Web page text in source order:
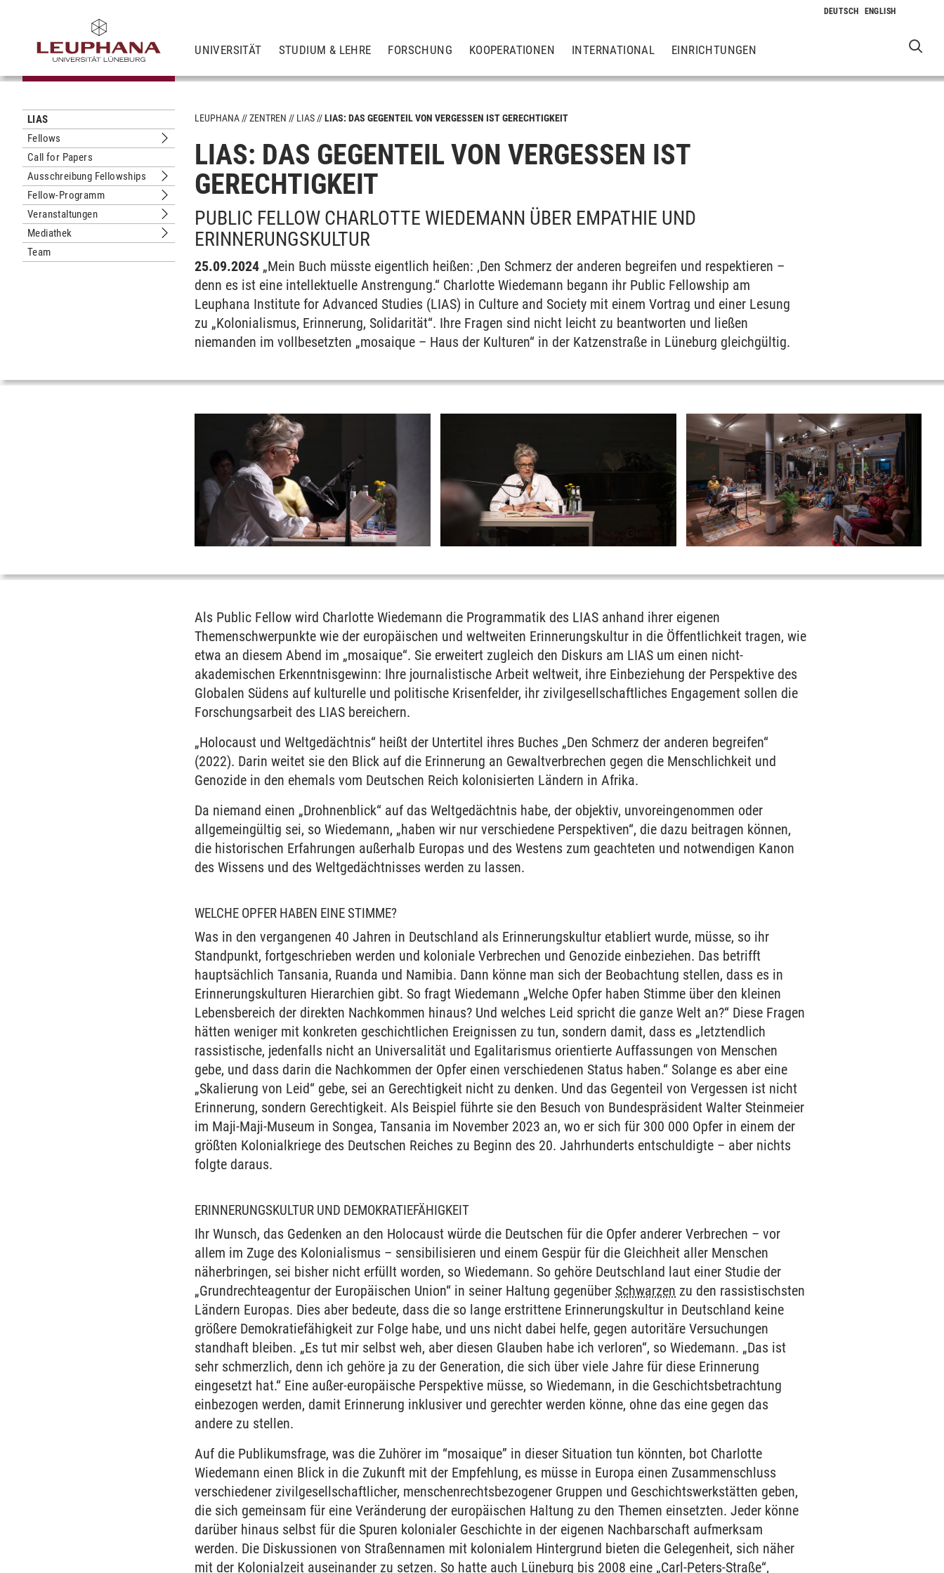
UNIVERSITÄT STUDIUM & LEHRE FORSCHUNG KOOPERATIONEN INTERNATIONAL EINRICHTUNGEN
LIAS
Fellows
Untermenu Fellows
Call for Papers
Ausschreibung Fellowships
Untermenu Ausschreibung Fellowships
Fellow-Programm
Untermenu Fellow-Programm
Veranstaltungen
Untermenu Veranstaltungen
Mediathek
Untermenu Mediathek
Team
LEUPHANA ZENTREN LIAS LIAS: DAS GEGENTEIL VON VERGESSEN IST GERECHTIGKEIT
LIAS: DAS GEGENTEIL VON VERGESSEN IST
GERECHTIGKEIT
PUBLIC FELLOW CHARLOTTE WIEDEMANN ÜBER EMPATHIE UND
ERINNERUNGSKULTUR
25.09.2024 „Mein Buch müsste eigentlich heißen: ‚Den Schmerz der anderen begreifen und respektieren –
denn es ist eine intellektuelle Anstrengung.“ Charlotte Wiedemann begann ihr Public Fellowship am
Leuphana Institute for Advanced Studies (LIAS) in Culture and Society mit einem Vortrag und einer Lesung
zu „Kolonialismus, Erinnerung, Solidarität“. Ihre Fragen sind nicht leicht zu beantworten und ließen
niemanden im vollbesetzten „mosaique – Haus der Kulturen“ in der Katzenstraße in Lüneburg gleichgültig.
Als Public Fellow wird Charlotte Wiedemann die Programmatik des LIAS anhand ihrer eigenen
Themenschwerpunkte wie der europäischen und weltweiten Erinnerungskultur in die Öffentlichkeit tragen, wie
etwa an diesem Abend im „mosaique“. Sie erweitert zugleich den Diskurs am LIAS um einen nicht-
akademischen Erkenntnisgewinn: Ihre journalistische Arbeit weltweit, ihre Einbeziehung der Perspektive des
Globalen Südens auf kulturelle und politische Krisenfelder, ihr zivilgesellschaftliches Engagement sollen die
Forschungsarbeit des LIAS bereichern.
„Holocaust und Weltgedächtnis“ heißt der Untertitel ihres Buches „Den Schmerz der anderen begreifen“
(2022). Darin weitet sie den Blick auf die Erinnerung an Gewaltverbrechen gegen die Menschlichkeit und
Genozide in den ehemals vom Deutschen Reich kolonisierten Ländern in Afrika.
Da niemand einen „Drohnenblick“ auf das Weltgedächtnis habe, der objektiv, unvoreingenommen oder
allgemeingültig sei, so Wiedemann, „haben wir nur verschiedene Perspektiven“, die dazu beitragen können,
die historischen Erfahrungen außerhalb Europas und des Westens zum geachteten und notwendigen Kanon
des Wissens und des Weltgedächtnisses werden zu lassen.
WELCHE OPFER HABEN EINE STIMME?
Was in den vergangenen 40 Jahren in Deutschland als Erinnerungskultur etabliert wurde, müsse, so ihr
Standpunkt, fortgeschrieben werden und koloniale Verbrechen und Genozide einbeziehen. Das betrifft
hauptsächlich Tansania, Ruanda und Namibia. Dann könne man sich der Beobachtung stellen, dass es in
Erinnerungskulturen Hierarchien gibt. So fragt Wiedemann „Welche Opfer haben Stimme über den kleinen
Lebensbereich der direkten Nachkommen hinaus? Und welches Leid spricht die ganze Welt an?“ Diese Fragen
hätten weniger mit konkreten geschichtlichen Ereignissen zu tun, sondern damit, dass es „letztendlich
rassistische, jedenfalls nicht an Universalität und Egalitarismus orientierte Auffassungen von Menschen
gebe, und dass darin die Nachkommen der Opfer einen verschiedenen Status haben.“ Solange es aber eine
„Skalierung von Leid“ gebe, sei an Gerechtigkeit nicht zu denken. Und das Gegenteil von Vergessen ist nicht
Erinnerung, sondern Gerechtigkeit. Als Beispiel führte sie den Besuch von Bundespräsident Walter Steinmeier
im Maji-Maji-Museum in Songea, Tansania im November 2023 an, wo er sich für 300 000 Opfer in einem der
größten Kolonialkriege des Deutschen Reiches zu Beginn des 20. Jahrhunderts entschuldigte – aber nichts
folgte daraus.
ERINNERUNGSKULTUR UND DEMOKRATIEFÄHIGKEIT
Ihr Wunsch, das Gedenken an den Holocaust würde die Deutschen für die Opfer anderer Verbrechen – vor
allem im Zuge des Kolonialismus – sensibilisieren und einem Gespür für die Gleichheit aller Menschen
näherbringen, sei bisher nicht erfüllt worden, so Wiedemann. So gehöre Deutschland laut einer Studie der
„Grundrechteagentur der Europäischen Union“ in seiner Haltung gegenüber Schwarzen zu den rassistischsten
Ländern Europas. Dies aber bedeute, dass die so lange erstrittene Erinnerungskultur in Deutschland keine
größere Demokratiefähigkeit zur Folge habe, und uns nicht dabei helfe, gegen autoritäre Versuchungen
standhaft bleiben. „Es tut mir selbst weh, aber diesen Glauben habe ich verloren“, so Wiedemann. „Das ist
sehr schmerzlich, denn ich gehöre ja zu der Generation, die sich über viele Jahre für diese Erinnerung
eingesetzt hat.“ Eine außer-europäische Perspektive müsse, so Wiedemann, in die Geschichtsbetrachtung
einbezogen werden, damit Erinnerung inklusiver und gerechter werden könne, ohne das eine gegen das
andere zu stellen.
Auf die Publikumsfrage, was die Zuhörer im “mosaique” in dieser Situation tun könnten, bot Charlotte
Wiedemann einen Blick in die Zukunft mit der Empfehlung, es müsse in Europa einen Zusammenschluss
verschiedener zivilgesellschaftlicher, menschenrechtsbezogener Gruppen und Geschichtswerkstätten geben,
die sich gemeinsam für eine Veränderung der europäischen Haltung zu den Themen einsetzten. Jeder könne
darüber hinaus selbst für die Spuren kolonialer Geschichte in der eigenen Nachbarschaft aufmerksam
werden. Die Diskussionen von Straßennamen mit kolonialem Hintergrund bieten die Gelegenheit, sich näher
mit der Kolonialzeit auseinander zu setzen. So hatte auch Lüneburg bis 2008 eine „Carl-Peters-Straße“,